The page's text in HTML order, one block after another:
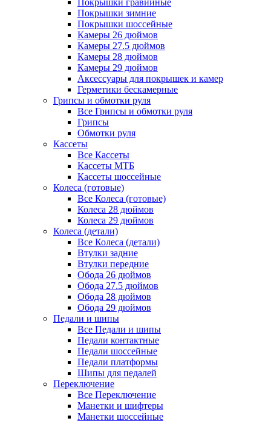
Покрышки гравийные
Покрышки зимние
Покрышки шоссейные
Камеры 26 дюймов
Камеры 27.5 дюймов
Камеры 28 дюймов
Камеры 29 дюймов
Аксессуары для покрышек и камер
Герметики бескамерные
Грипсы и обмотки руля
Все Грипсы и обмотки руля
Грипсы
Обмотки руля
Кассеты
Все Кассеты
Кассеты МТБ
Кассеты шоссейные
Колеса (готовые)
Все Колеса (готовые)
Колеса 28 дюймов
Колеса 29 дюймов
Колеса (детали)
Все Колеса (детали)
Втулки задние
Втулки передние
Обода 26 дюймов
Обода 27.5 дюймов
Обода 28 дюймов
Обода 29 дюймов
Педали и шипы
Все Педали и шипы
Педали контактные
Педали шоссейные
Педали платформы
Шипы для педалей
Переключение
Все Переключение
Манетки и шифтеры
Манетки шоссейные